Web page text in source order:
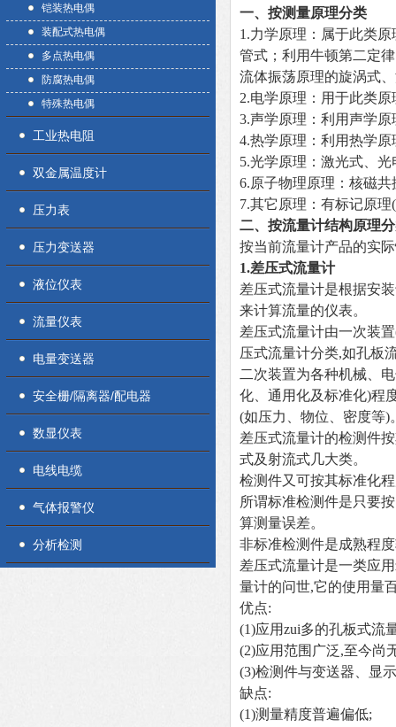
铠装热电偶
装配式热电偶
多点热电偶
防腐热电偶
特殊热电偶
工业热电阻
双金属温度计
压力表
压力变送器
液位仪表
流量仪表
电量变送器
安全栅/隔离器/配电器
数显仪表
电线电缆
气体报警仪
分析检测
一、按测量原理分类
1.力学原理：属于此类
管式；利用牛顿第二定
流体振荡原理的旋涡式
2.电学原理：用于此类
3.声学原理：利用声学
4.热学原理：利用热学
5.光学原理：激光式、
6.原子物理原理：核磁
7.其它原理：有标记原
二、按流量计结构原理
按当前流量计产品的实
1.差压式流量计
差压式流量计是根据安
来计算流量的仪表。
差压式流量计由一次装
压式流量计分类,如孔板
二次装置为各种机械、
化、通用化及标准化)程
(如压力、物位、密度等)
差压式流量计的检测件
式及射流式几大类。
检测件又可按其标准化
所谓标准检测件是只要
算测量误差。
非标准检测件是成熟程
差压式流量计是一类应
量计的问世,它的使用量
优点:
(1)应用zui多的孔板式流
(2)应用范围广泛,至今尚
(3)检测件与变送器、显
缺点:
(1)测量精度普遍偏低;